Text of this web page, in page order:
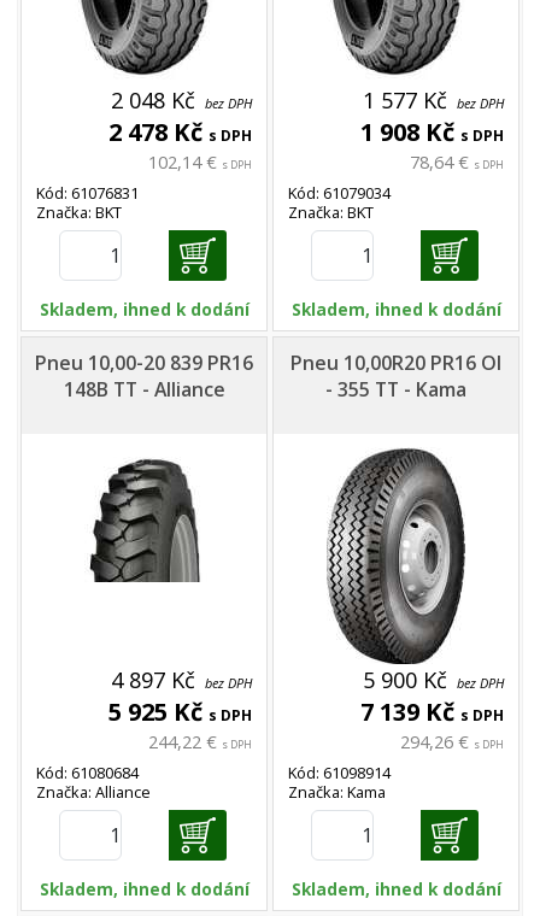
2 048 Kč bez DPH
2 478 Kč s DPH
102,14 € s DPH
Kód: 61076831
Značka: BKT
Skladem, ihned k dodání
1 577 Kč bez DPH
1 908 Kč s DPH
78,64 € s DPH
Kód: 61079034
Značka: BKT
Skladem, ihned k dodání
Pneu 10,00-20 839 PR16
148B TT - Alliance
4 897 Kč bez DPH
5 925 Kč s DPH
244,22 € s DPH
Kód: 61080684
Značka: Alliance
Skladem, ihned k dodání
Pneu 10,00R20 PR16 OI
- 355 TT - Kama
5 900 Kč bez DPH
7 139 Kč s DPH
294,26 € s DPH
Kód: 61098914
Značka: Kama
Skladem, ihned k dodání